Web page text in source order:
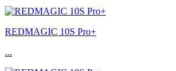
REDMAGIC 10S Pro+
...